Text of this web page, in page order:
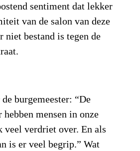
sentiment dat lekker
van de salon van deze
niet bestand is tegen de
burgemeester: “De
hebben mensen in onze
verdriet over. En als
is er veel begrip.” Wat